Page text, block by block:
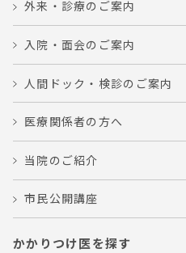
外来・診療のご案内
入院・面会のご案内
人間ドック・検診のご案内
医療関係者の方へ
当院のご紹介
市民公開講座
かかりつけ医を探す